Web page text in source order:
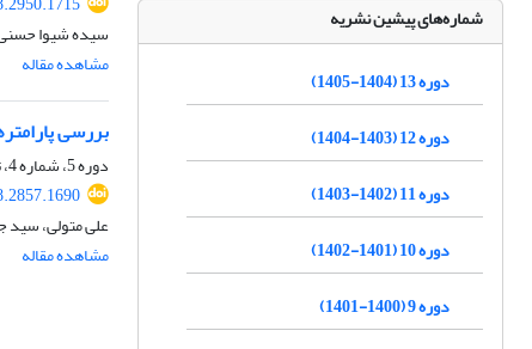
سیده شیوا
مشاهده مقاله
بررسی
دوره 5، شماره 4، تابستان 1397، صفحه
علی متولی،
مشاهده مقاله
شماره‌های پیشین نشریه
دوره 13 (1404-1405)
دوره 12 (1403-1404)
دوره 11 (1402-1403)
دوره 10 (1401-1402)
دوره 9 (1400-1401)